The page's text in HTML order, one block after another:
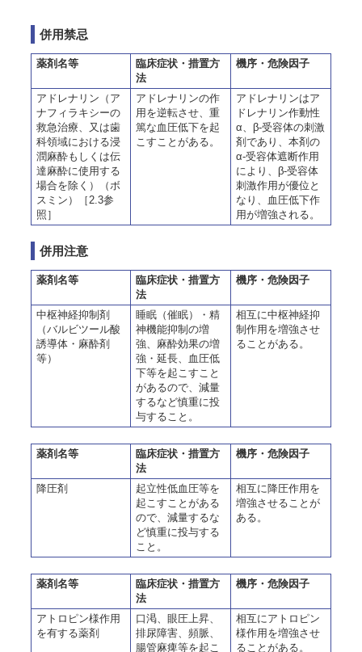
併用禁忌
薬剤名等
臨床症状・措置方
法
機序・危険因子
アドレナリン（ア
ナフィラキシーの
救急治療、又は歯
科領域における浸
潤麻酔もしくは伝
達麻酔に使用する
場合を除く）（ボ
スミン）［2.3参
照］
アドレナリンの作
用を逆転させ、重
篤な血圧低下を起
こすことがある。
アドレナリンはア
ドレナリン作動性
α、β-受容体の刺激
剤であり、本剤の
α-受容体遮断作用
により、β-受容体
刺激作用が優位と
なり、血圧低下作
用が増強される。
併用注意
薬剤名等
臨床症状・措置方
法
機序・危険因子
中枢神経抑制剤
（バルビツール酸
誘導体・麻酔剤
等）
睡眠（催眠）・精
神機能抑制の増
強、麻酔効果の増
強・延長、血圧低
下等を起こすこと
があるので、減量
するなど慎重に投
与すること。
相互に中枢神経抑
制作用を増強させ
ることがある。
薬剤名等
臨床症状・措置方
法
機序・危険因子
降圧剤
起立性低血圧等を
起こすことがある
ので、減量するな
ど慎重に投与する
こと。
相互に降圧作用を
増強させることが
ある。
薬剤名等
臨床症状・措置方
法
機序・危険因子
アトロピン様作用
を有する薬剤
口渇、眼圧上昇、
排尿障害、頻脈、
腸管麻痺等を起こ
相互にアトロピン
様作用を増強させ
ることがある。